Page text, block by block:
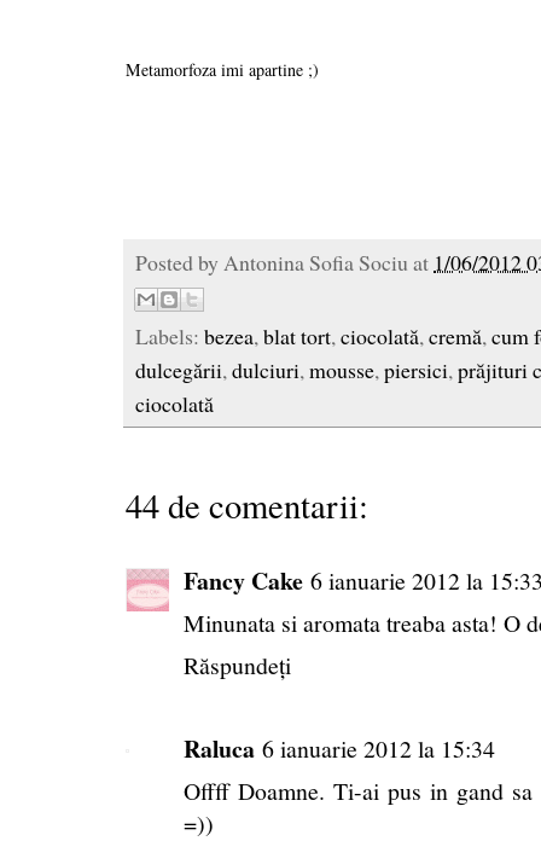
Metamorfoza imi apartine ;)
Posted by Antonina Sofia Sociu at 1/06/2012
Labels: bezea,blat tort,ciocolată,cremă,cum
dulcegării,dulciuri,mousse,piersici,prăjituri
ciocolată
44 de comentarii:
Fancy Cake 6 ianuarie 2012 la
Minunata si aromata treaba asta! O
Răspundeți
Raluca 6 ianuarie 2012 la 15:34
Offff Doamne. Ti-ai pus in gand
=))